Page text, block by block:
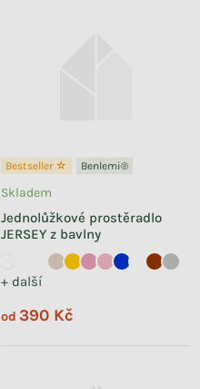
Bestseller ☆ Benlemi®
Jednolůžkové prostěradlo
JERSEY z bavlny
+ další
Skladem
od 390 Kč